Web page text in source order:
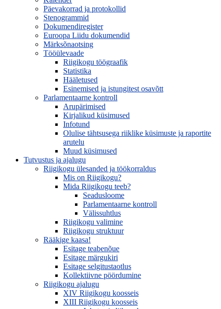
Päevakorrad ja protokollid
Stenogrammid
Dokumendiregister
Euroopa Liidu dokumendid
Märksõnaotsing
Tööülevaade
Riigikogu töögraafik
Statistika
Hääletused
Esinemised ja istungitest osavõtt
Parlamentaarne kontroll
Arupärimised
Kirjalikud küsimused
Infotund
Olulise tähtsusega riiklike küsimuste ja raportite
arutelu
Muud küsimused
Tutvustus ja ajalugu
Riigikogu ülesanded ja töökorraldus
Mis on Riigikogu?
Mida Riigikogu teeb?
Seadusloome
Parlamentaarne kontroll
Välissuhtlus
Riigikogu valimine
Riigikogu struktuur
Rääkige kaasa!
Esitage teabenõue
Esitage märgukiri
Esitage selgitustaotlus
Kollektiivne pöördumine
Riigikogu ajalugu
XIV Riigikogu koosseis
XIII Riigikogu koosseis